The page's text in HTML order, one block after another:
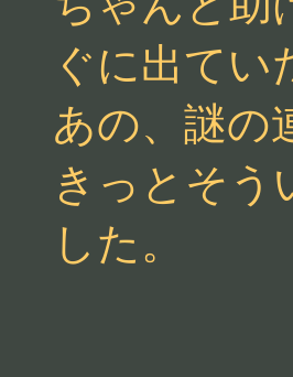
ぐに出てい
あの、謎の
きっとそう
した。